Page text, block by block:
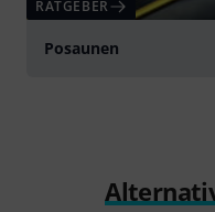
RATGEBER
Posaunen